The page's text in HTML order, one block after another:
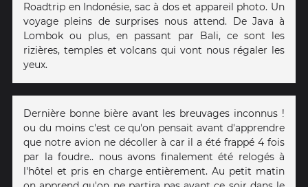
Roadtrip en Indonésie, sac à dos et appareil photo. Un
voyage pleins de surprises nous attend. De Java à
Lombok ou plus, en passant par Bali, ce sont les
rizières, temples et volcans qui vont nous régaler les
yeux.
Dernière bonne bière avant les breuvages inconnus !
ou du moins c'est ce qu'on pensait avant d'apprendre
que notre avion ne décoller à car il a été frappé 4 fois
par la foudre.. nous avons finalement été relogés à
l'hôtel et pris en charge entièrement. Au petit matin